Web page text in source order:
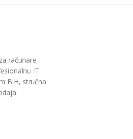
računare,
IT
BiH, stručna